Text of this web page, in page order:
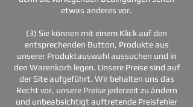
etwas anderes vor.
(3) Sie können mit einem Klick auf den
entsprechenden Button, Produkte aus
unserer Produktauswahl aussuchen und in
den Warenkorb legen. Unsere Preise sind auf
der Site aufgeführt. Wir behalten uns das
Recht vor, unsere Preise jederzeit zu ändern
und unbeabsichtigt auftretende Preisfehler